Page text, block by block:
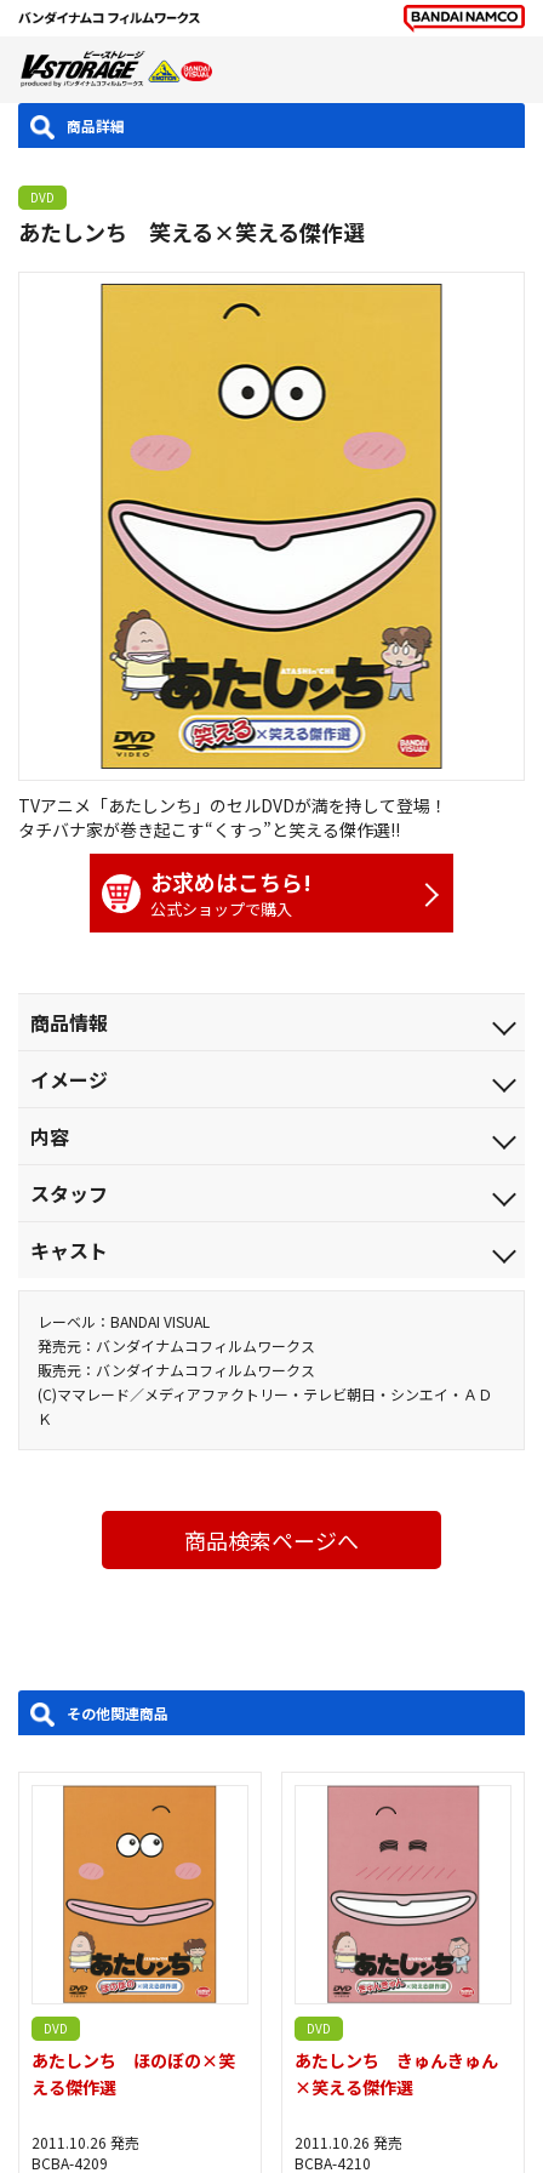
商品詳細
DVD
あたしンち 笑える×笑える傑作選
TVアニメ「あたしンち」のセルDVDが満を持して登場！
タチバナ家が巻き起こす“くすっ”と笑える傑作選!!
お求めはこちら!
公式ショップで購入
商品情報
2011.10.26
ジャンル
TVアニメ
品番
BCBA-4208
税込価格(10%)
￥1,980
￥1,800
スペック
カラー／確／77分／ﾄﾞﾙﾋﾞｰﾃﾞｼﾞﾀﾙ（ｽﾃﾚｵ）／片面1層／ｽﾀﾝﾀﾞｰﾄﾞ
(一部16:9（ｽｸｲｰｽﾞ)／ﾋﾞｽﾀｻｲｽﾞ)
イメージ
内容
「だからそーじゃなくてっ」／「ユズ、いつもどおりでっ」
「ユズのパンツっ」／「母、まとめたがりっ」
「ちょっと昔のあたしンち ～みかん、０歳っ（前編）～」／「ち
ょっと昔のあたしンち ～みかん、０歳っ（後編）～」
製作年度：2002-2009
スタッフ
督：やすみ哲夫／作画監督：大武正枝／音響監督：大熊 昭／オー
ス）／エンディングテーマ「来て来てあたしンち」歌：平山あや
（キングレコード）／制作：テレビ朝日・ＡＤＫ・シンエイ動
画 他
キャスト
父：緒方賢一 他
レーベル：BANDAI VISUAL
発売元：バンダイナムコフィルムワークス
販売元：バンダイナムコフィルムワークス
(C)ママレード／メディアファクトリー・テレビ朝日・シンエイ・ＡＤ
Ｋ
商品検索ページへ
その他関連商品
DVD
あたしンち ほのぼの×笑
える傑作選
2011.10.26 発売
BCBA-4209
DVD
あたしンち きゅんきゅん
×笑える傑作選
2011.10.26 発売
BCBA-4210